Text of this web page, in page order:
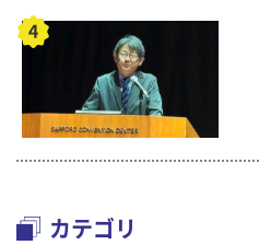
カテゴリ